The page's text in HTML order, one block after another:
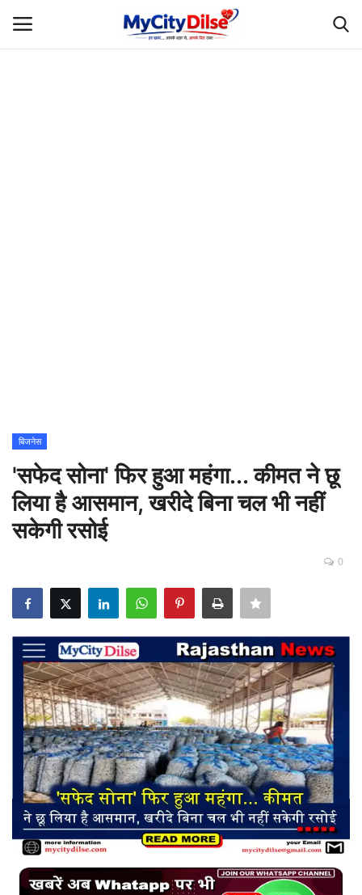
शिक्षा
Rajasthani Influencers
देश
ऑटोमोबाइल
मनोरंजन
पॉलिटिक्स
धर्म
बिजनेस
टेक ज्ञान
Language
English
बिजनेस
'सफेद सोना' फिर हुआ महंगा... कीमत ने छू
लिया है आसमान, खरीदे बिना चल भी नहीं
सकेगी रसोई
0